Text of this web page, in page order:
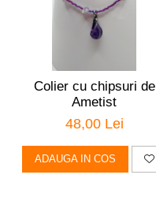
Colier cu chipsuri de
Ametist
48,00 Lei
ADAUGA IN COS